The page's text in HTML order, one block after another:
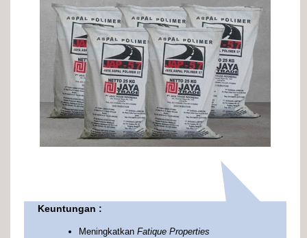
Keuntungan :
Meningkatkan Fatique Properties